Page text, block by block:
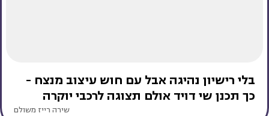
בלי רישיון נהיגה אבל עם חוש עיצוב מנצח -
כך תכנן שי דויד אולם תצוגה לרכבי יוקרה
שירה רייז משולם